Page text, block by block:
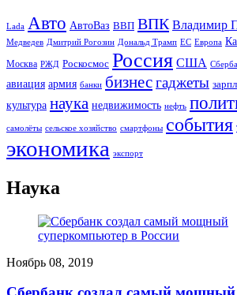
Lada Авто АвтоВаз ВВП ВПК Владимир
Медведев Дмитрий Рогозин Дональд Трамп ЕС Европа
Москва РЖД Роскосмос Россия США
авиация армия банки бизнесгаджеты
культура наука недвижимость нефть
самолёты сельское хозяйство смартфоны события
экономика экспорт
Наука
Ноябрь 08, 2019